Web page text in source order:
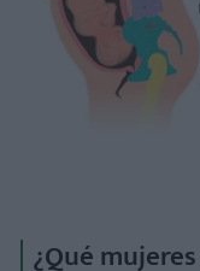
¿Qué